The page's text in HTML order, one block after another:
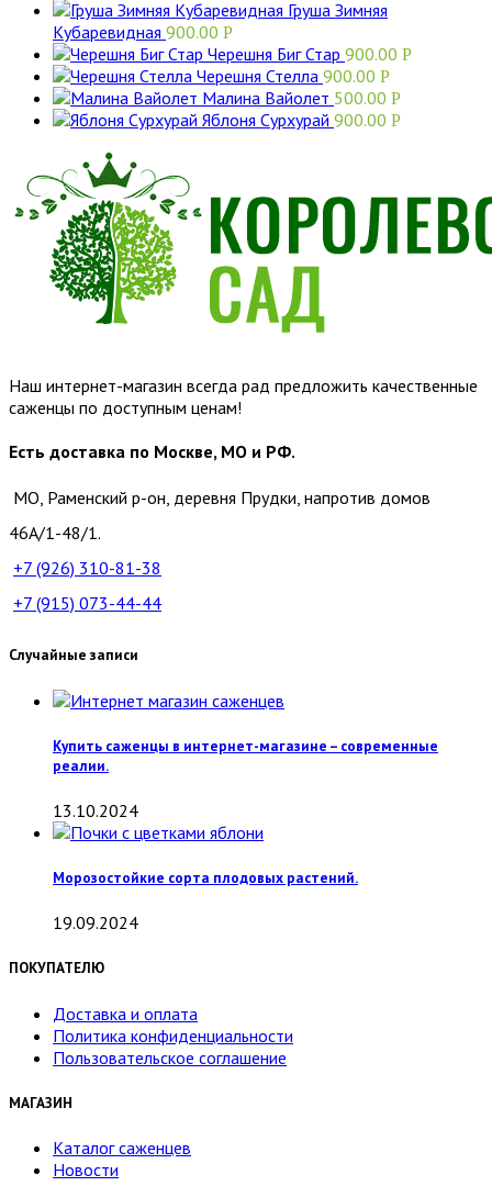
Груша Зимняя
Кубаревидная 900.00 Р
Черешня Биг Стар 900.00 Р
Черешня Стелла 900.00 Р
Малина Вайолет 500.00 Р
Яблоня Сурхурай 900.00 Р
Наш интернет-магазин всегда рад предложить качественные
саженцы по доступным ценам!
Есть доставка по Москве, МО и РФ.
МО, Раменский р-он, деревня Прудки, напротив домов
46А/1-48/1.
+7 (926) 310-81-38
+7 (915) 073-44-44
Случайные записи
Купить саженцы в интернет-магазине – современные
реалии.
13.10.2024
Морозостойкие сорта плодовых растений.
19.09.2024
ПОКУПАТЕЛЮ
Доставка и оплата
Политика конфиденциальности
Пользовательское соглашение
МАГАЗИН
Каталог саженцев
Новости